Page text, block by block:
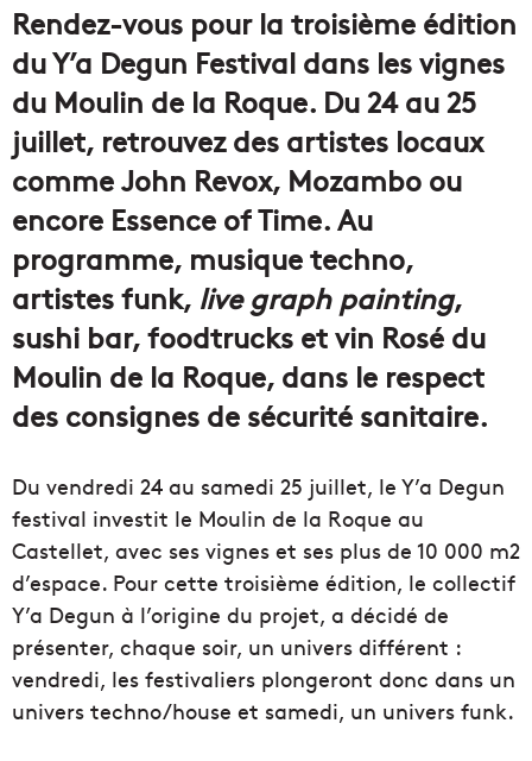
Rendez-vous pour la troisième édition
du Y’a Degun Festival dans les vignes
du Moulin de la Roque. Du 24 au 25
juillet, retrouvez des artistes locaux
comme John Revox, Mozambo ou
encore Essence of Time. Au
programme, musique techno,
artistes funk, live graph painting,
sushi bar, foodtrucks et vin Rosé du
Moulin de la Roque, dans le respect
des consignes de sécurité sanitaire.
Du vendredi 24 au samedi 25 juillet, le Y’a Degun
festival investit le Moulin de la Roque au
Castellet, avec ses vignes et ses plus de 10 000 m2
d’espace. Pour cette troisième édition, le collectif
Y’a Degun à l’origine du projet, a décidé de
présenter, chaque soir, un univers différent :
vendredi, les festivaliers plongeront donc dans un
univers techno/house et samedi, un univers funk.